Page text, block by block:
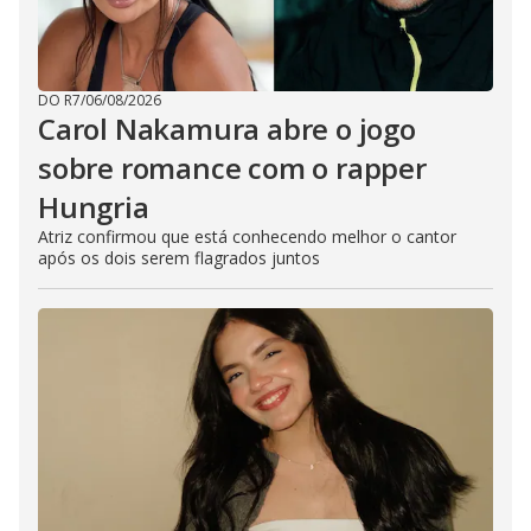
DO R7/06/08/2026
Carol Nakamura abre o jogo
sobre romance com o rapper
Hungria
Atriz confirmou que está conhecendo melhor o cantor
após os dois serem flagrados juntos